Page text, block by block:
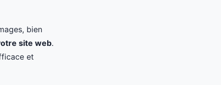
bien
site web.
et